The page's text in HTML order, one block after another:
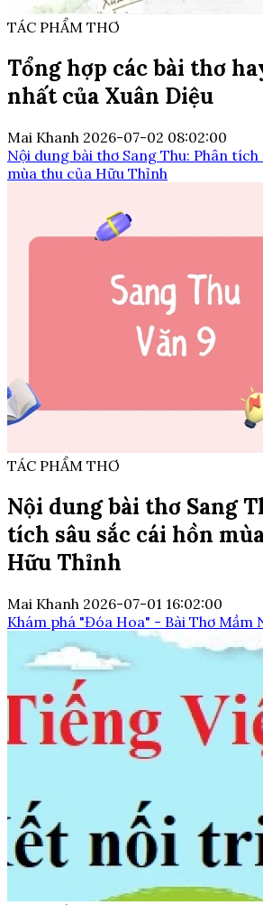
TÁC PHẨM THƠ
Tổng hợp các bài thơ
nhất của Xuân Diệu
Mai Khanh 2026-07-02 08:02:00
Nội dung bài thơ Sang Thu: Phân tích
mùa thu của Hữu Thỉnh
TÁC PHẨM THƠ
Nội dung bài thơ Sang
tích sâu sắc cái hồn
Hữu Thỉnh
Mai Khanh 2026-07-01 16:02:00
Khám phá "Đóa Hoa" - Bài Thơ Mầm